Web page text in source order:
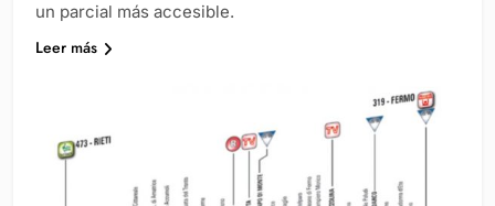
un parcial más accesible.
Leer más